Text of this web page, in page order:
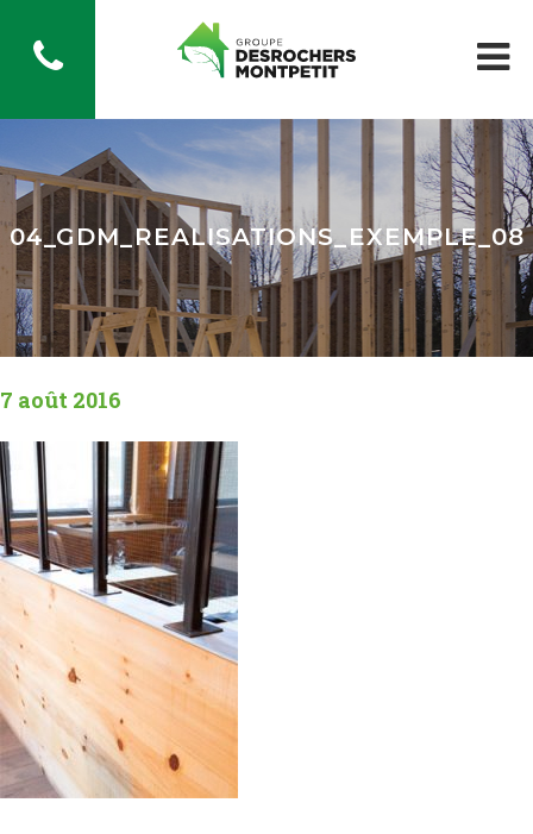
04_GDM_REALISATIONS_EXEMPLE_08
7 août 2016